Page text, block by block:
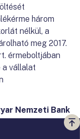
három
nélkül, a
meg 2017.
érmeboltjában
a vállalat
Nemzeti Bank
a